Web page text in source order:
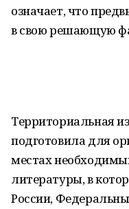
означает, что
в свою решающую
Территориальная
подготовила для
местах
литературы, в
России,